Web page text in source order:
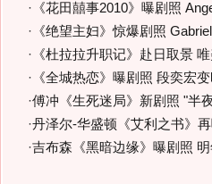
· 《花田囍事2010》曝剧照
· 《绝望主妇》惊爆剧照
· 《杜拉拉升职记》赴日取景
· 《全城热恋》曝剧照 段奕宏
·傅冲《生死迷局》新剧照 "半
·丹泽尔-华盛顿《艾利之书》
·吉布森《黑暗边缘》曝剧照